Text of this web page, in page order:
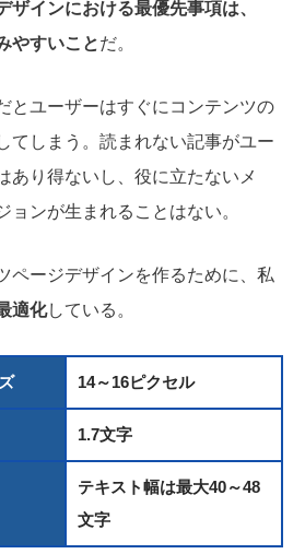
ザインにおける最優先事項は、
やすいことだ。
とユーザーはすぐにコンテンツの
てしまう。読まれない記事がユー
あり得ないし、役に立たないメ
ョンが生まれることはない。
ページデザインを作るために、私
適化している。
14～16ピクセル
1.7文字
テキスト幅は最大40～48
文字